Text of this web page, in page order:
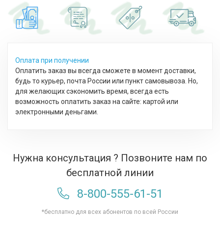
Оплата при получении
Оплатить заказ вы всегда сможете в момент доставки,
будь то курьер, почта России или пункт самовывоза. Но,
для желающих сэкономить время, всегда есть
возможность оплатить заказ на сайте: картой или
электронными деньгами.
Нужна консультация ? Позвоните нам по
бесплатной линии
8-800-555-61-51
*бесплатно для всех абонентов по всей России